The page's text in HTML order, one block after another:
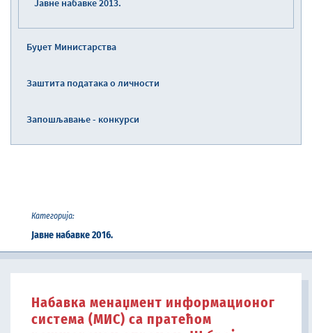
Јавне набавке 2013.
Буџет Министарства
Заштита података о личности
Запошљавање - конкурси
Категорија:
Јавне набавке 2016.
Набавка менаџмент информационог
система (МИС) са пратећом